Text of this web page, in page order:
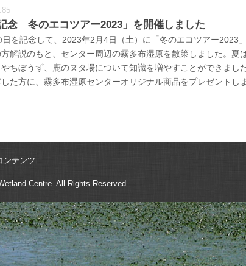
念 冬のエコツアー2023」を開催しました
を記念して、2023年2月4日（土）に「冬のエコツアー2023
解説のもと、センター周辺の霧多布湿原を散策しました。
ちぼうず、鹿のヌタ場について知識を増やすことができま
た方に、霧多布湿原センターオリジナル商品をプレゼントしま
ンテンツ
Centre. All Rights Reserved.